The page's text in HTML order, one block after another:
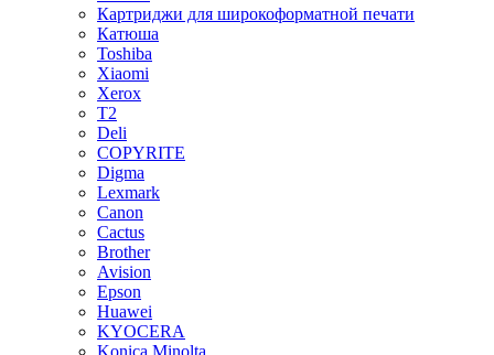
Картриджи для широкоформатной печати
Катюша
Toshiba
Xiaomi
Xerox
T2
Deli
COPYRITE
Digma
Lexmark
Canon
Cactus
Brother
Avision
Epson
Huawei
KYOCERA